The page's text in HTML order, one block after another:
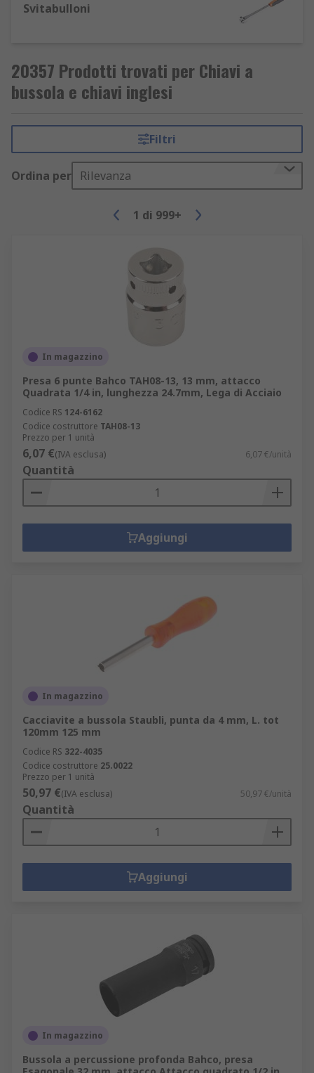
Svitabulloni
20357 Prodotti trovati per Chiavi a
bussola e chiavi inglesi
Filtri
Ordina per Rilevanza
1 di 999+
In magazzino
Presa 6 punte Bahco TAH08-13, 13 mm, attacco
Quadrata 1/4 in, lunghezza 24.7mm, Lega di Acciaio
Codice RS 124-6162
Codice costruttore TAH08-13
Prezzo per 1 unità
6,07 €(IVA esclusa) 6,07 €/unità
Quantità
Aggiungi
In magazzino
Cacciavite a bussola Staubli, punta da 4 mm, L. tot
120mm 125 mm
Codice RS 322-4035
Codice costruttore 25.0022
Prezzo per 1 unità
50,97 €(IVA esclusa) 50,97 €/unità
Quantità
Aggiungi
In magazzino
Bussola a percussione profonda Bahco, presa